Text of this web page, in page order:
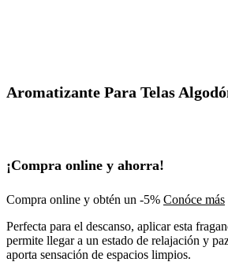
Aromatizante Para Telas
¡Compra online y ahorra!
Compra online y obtén un -5% Conóce más
Perfecta para el descanso, aplicar esta
permite llegar a un estado de relajación y
aporta sensación de espacios limpios.